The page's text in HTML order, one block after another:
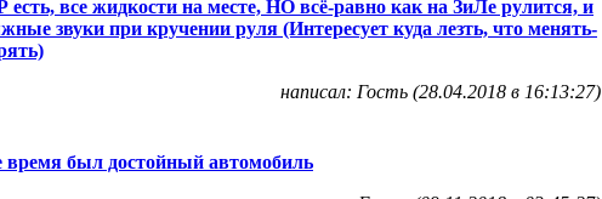
есть, все жидкости на месте, НО всё-равно как на ЗиЛе рулится, и
звуки при кручении руля (Интересует куда лезть, что менять-
написал: Гость (28.04.2018 в 16:13:27)
время был достойный автомобиль